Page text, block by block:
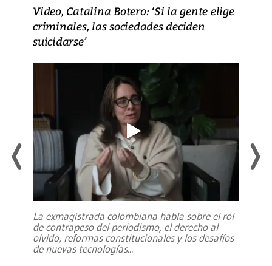
Video, Catalina Botero: ‘Si la gente elige
criminales, las sociedades deciden
suicidarse’
La exmagistrada colombiana habla sobre el rol
de contrapeso del periodismo, el derecho al
olvido, reformas constitucionales y los desafíos
de nuevas tecnologías...